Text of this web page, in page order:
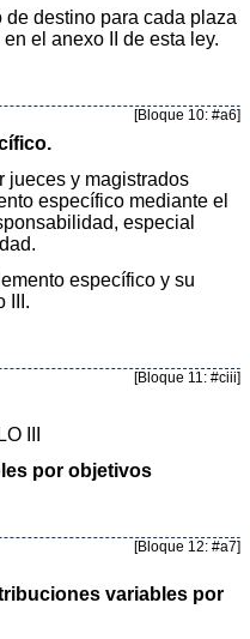
destino para cada plaza
el anexo II de esta ley.
[Bloque 10: #a6]
jueces y magistrados
específico mediante el
especial
específico y su
III.
[Bloque 11: #ciii]
III
por objetivos
[Bloque 12: #a7]
variables por